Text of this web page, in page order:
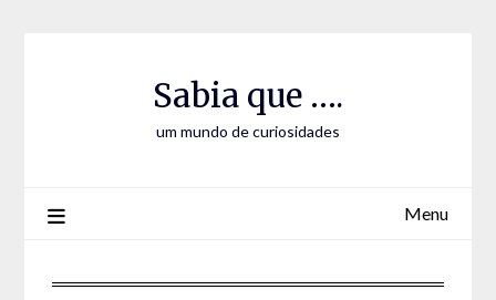
Sabia que ….
um mundo de curiosidades
Menu